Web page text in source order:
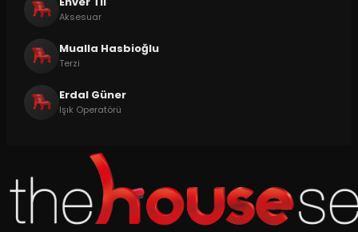
Aksesuar
Mualla Hasbioğlu
Terzi
Erdal Güner
Işık Operatörü